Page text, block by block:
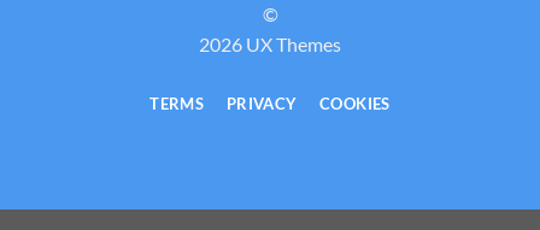
©
2026 UX Themes
TERMS PRIVACY COOKIES